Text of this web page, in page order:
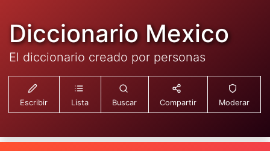
Diccionario Mexico
El diccionario creado por personas
Escribir Lista Buscar Compartir Moderar